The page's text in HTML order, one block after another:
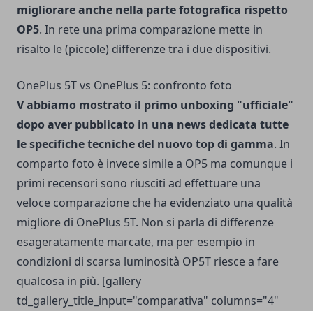
migliorare anche nella parte fotografica rispetto
OP5. In rete una prima comparazione mette in
risalto le (piccole) differenze tra i due dispositivi.
OnePlus 5T vs OnePlus 5: confronto foto
V abbiamo mostrato il primo unboxing "ufficiale"
dopo aver pubblicato in una news dedicata tutte
le specifiche tecniche del nuovo top di gamma. In
comparto foto è invece simile a OP5 ma comunque i
primi recensori sono riusciti ad effettuare una
veloce comparazione che ha evidenziato una qualità
migliore di OnePlus 5T. Non si parla di differenze
esageratamente marcate, ma per esempio in
condizioni di scarsa luminosità OP5T riesce a fare
qualcosa in più. [gallery
td_gallery_title_input="comparativa" columns="4"